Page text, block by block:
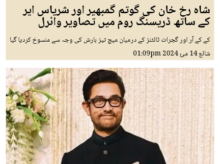
شاہ رخ خان کی گوتم گمبھیر اور شریاس ایر
کے ساتھ ڈریسنگ روم میں تصاویر وائرل
کے کے آر اور گجرات ٹائٹنز کے درمیان میچ تیز بارش کی وجہ سے منسوخ کردیا گیا
شائع14 مئ 2024 01:09pm